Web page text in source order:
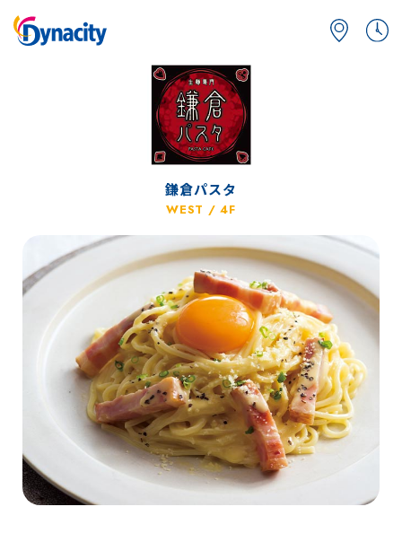
鎌倉パスタ
WEST / 4F